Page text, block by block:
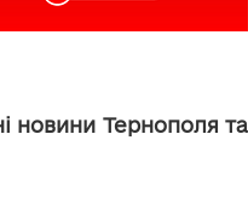
новини Тернополя та